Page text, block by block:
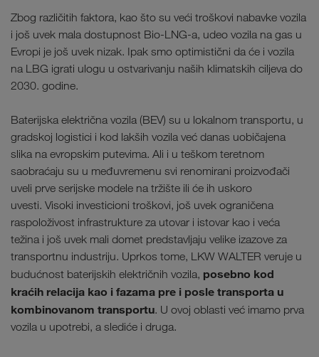
Zbog različitih faktora, kao što su veći troškovi nabavke vozila
i još uvek mala dostupnost Bio-LNG-a, udeo vozila na gas u
Evropi je još uvek nizak. Ipak smo optimistični da će i vozila
na LBG igrati ulogu u ostvarivanju naših klimatskih ciljeva do
2030. godine.
Baterijska električna vozila (BEV) su u lokalnom transportu, u
gradskoj logistici i kod lakših vozila već danas uobičajena
slika na evropskim putevima. Ali i u teškom teretnom
saobraćaju su u međuvremenu svi renomirani proizvođači
uveli prve serijske modele na tržište ili će ih uskoro
uvesti. Visoki investicioni troškovi, još uvek ograničena
raspoloživost infrastrukture za utovar i istovar kao i veća
težina i još uvek mali domet predstavljaju velike izazove za
transportnu industriju. Uprkos tome, LKW WALTER veruje u
budućnost baterijskih električnih vozila, posebno kod
kraćih relacija kao i fazama pre i posle transporta u
kombinovanom transportu. U ovoj oblasti već imamo prva
vozila u upotrebi, a slediće i druga.